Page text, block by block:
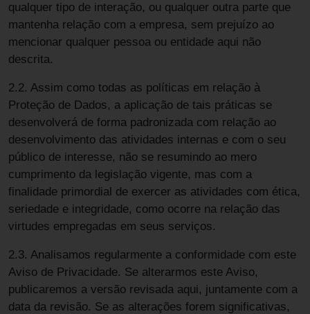
qualquer tipo de interação, ou qualquer outra parte que
mantenha relação com a empresa, sem prejuízo ao
mencionar qualquer pessoa ou entidade aqui não
descrita.
2.2. Assim como todas as políticas em relação à
Proteção de Dados, a aplicação de tais práticas se
desenvolverá de forma padronizada com relação ao
desenvolvimento das atividades internas e com o seu
público de interesse, não se resumindo ao mero
cumprimento da legislação vigente, mas com a
finalidade primordial de exercer as atividades com ética,
seriedade e integridade, como ocorre na relação das
virtudes empregadas em seus serviços.
2.3. Analisamos regularmente a conformidade com este
Aviso de Privacidade. Se alterarmos este Aviso,
publicaremos a versão revisada aqui, juntamente com a
data da revisão. Se as alterações forem significativas,